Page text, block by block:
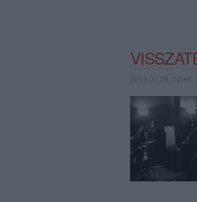
2013.01.26. 12:46,